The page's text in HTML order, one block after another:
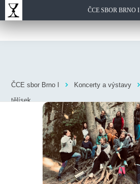
ČCE SBOR BRNO I
ČCE sbor Brno I Koncerty a výstavy
tělísek